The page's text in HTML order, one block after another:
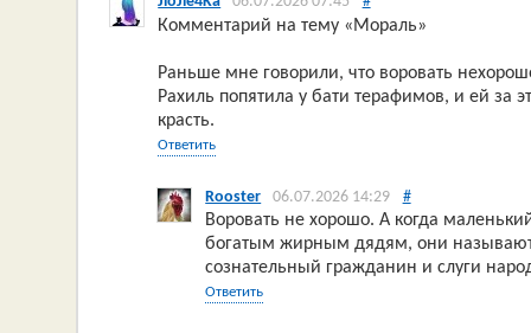
Комментарий на тему «Мораль»
Раньше мне говорили, что воровать
Рахиль попятила у бати терафимов, и ей
красть.
Ответить
Rooster 06.07.2026 14:29 #
Воровать не хорошо. А когда
богатым жирным дядям, они
сознательный гражданин и слуги
Ответить